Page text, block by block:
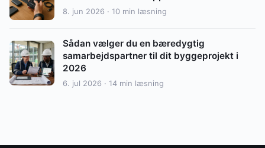
8. jun 2026 · 10 min læsning
Sådan vælger du en bæredygtig
samarbejdspartner til dit byggeprojekt i
2026
6. jul 2026 · 14 min læsning